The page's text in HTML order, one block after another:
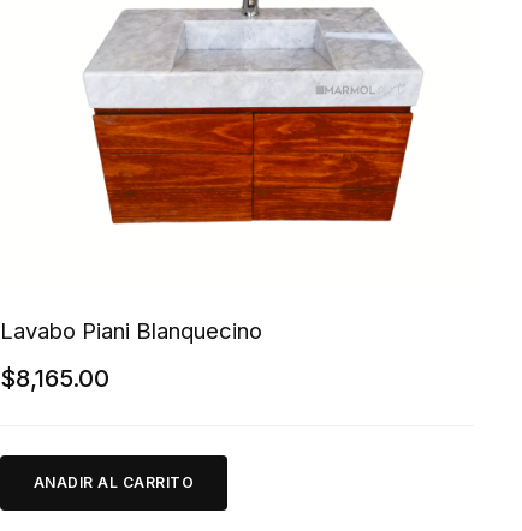
Lavabo Piani Blanquecino
$8,165.00
ANADIR AL CARRITO